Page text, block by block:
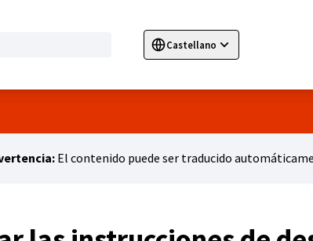
Castellano
Sprache wählenChoose language
El contenido puede ser traducido